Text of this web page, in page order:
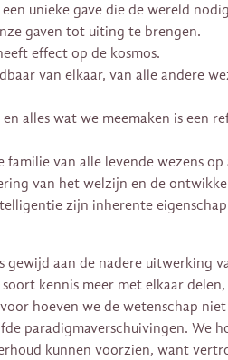
unieke gave die de wereld
gaven tot uiting te brengen.
effect op de kosmos.
van elkaar, van alle andere
alles wat we meemaken is een
familie van alle levende wezens
van het welzijn en de
zijn inherente
gewijd aan de nadere uitwerking
kennis meer met elkaar
hoeven we de wetenschap
paradigmaverschuivingen. We
kunnen voorzien, want